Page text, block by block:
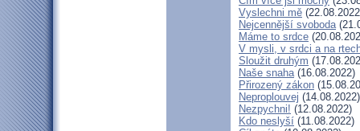
Vyslechni mě
Nejcennější svoboda
Máme to srdce
V mysli, v srdci a na
Sloužit druhým
Naše snaha(16.08.2022)
Přirozený zákon
Neproplouvej (14.08.2022)
Nezpychni! (12.08.2022)
Kdo neslyší (11.08.2022)